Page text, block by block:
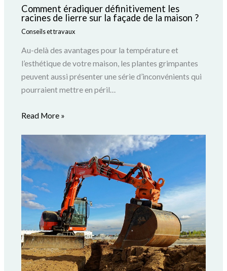
Comment éradiquer définitivement les
racines de lierre sur la façade de la maison ?
Conseils et travaux
Au-delà des avantages pour la température et
l’esthétique de votre maison, les plantes grimpantes
peuvent aussi présenter une série d’inconvénients qui
pourraient mettre en péril…
Read More »